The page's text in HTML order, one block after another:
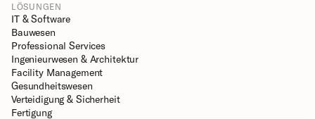
LÖSUNGEN
IT & Software
Bauwesen
Professional Services
Ingenieurwesen & Architektur
Facility Management
Gesundheitswesen
Verteidigung & Sicherheit
Fertigung